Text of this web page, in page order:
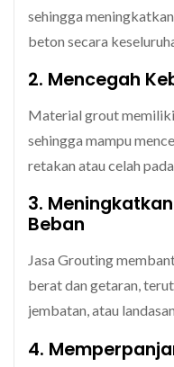
sehingga
beton secara
2. Mencegah
Material grout
sehingga mampu
retakan atau celah
3.
Beban
Jasa Grouting
berat dan getaran,
jembatan, atau
4.